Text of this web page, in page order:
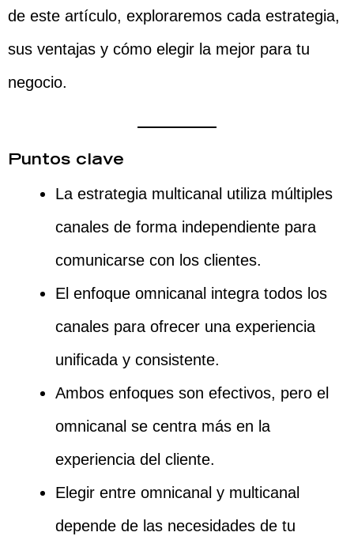
de este artículo, exploraremos cada estrategia,
sus ventajas y cómo elegir la mejor para tu
negocio.
Puntos clave
La estrategia multicanal utiliza múltiples
canales de forma independiente para
comunicarse con los clientes.
El enfoque omnicanal integra todos los
canales para ofrecer una experiencia
unificada y consistente.
Ambos enfoques son efectivos, pero el
omnicanal se centra más en la
experiencia del cliente.
Elegir entre omnicanal y multicanal
depende de las necesidades de tu